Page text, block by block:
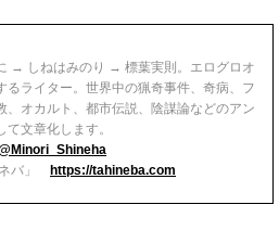
→ しねはみのり → 標葉実則。エログロオ
るライター。世界中の猟奇事件、奇病、フ
、オカルト、都市伝説、陰謀論などのアン
文章化します。
ネバ」 https://tahineba.com